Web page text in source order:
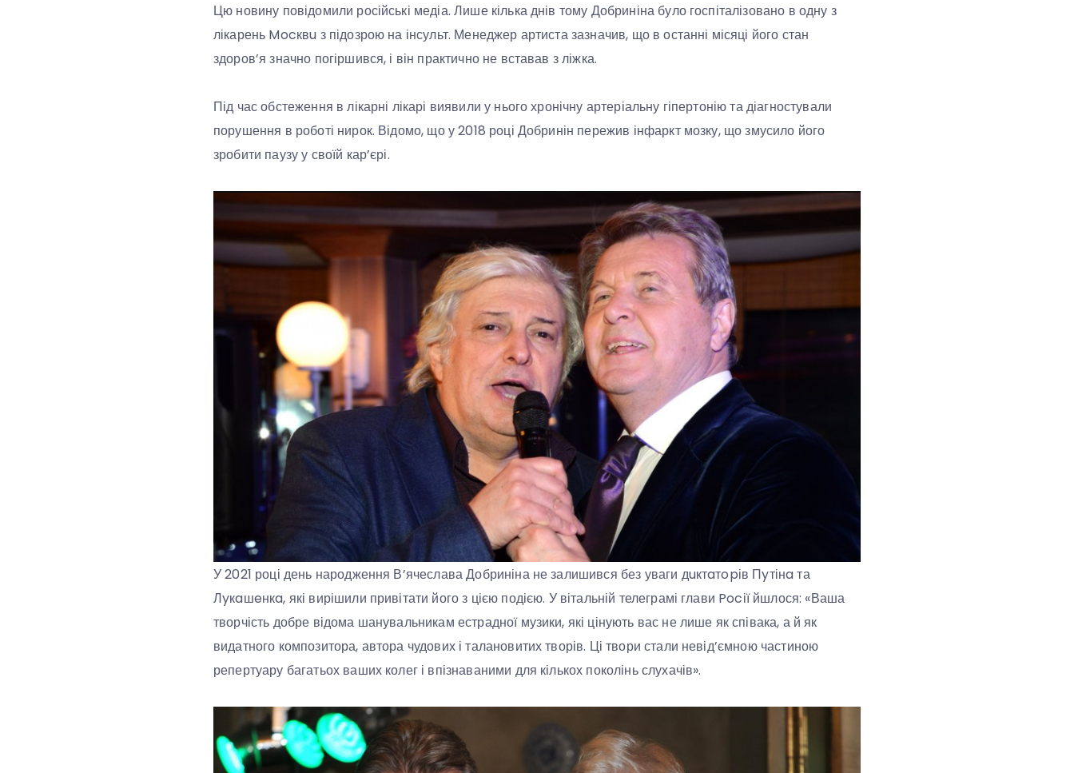
Цю новину повідомили російські медіа. Лише кілька днів тому Добриніна було госпіталізовано в одну з
лікарень Mocквu з підозрою на інсульт. Менеджер артиста зазначив, що в останні місяці його стан
здоров’я значно погіршився, і він практично не вставав з ліжка.
Під час обстеження в лікарні лікарі виявили у нього хронічну артеріальну гіпертонію та діагностували
порушення в роботі нирок. Відомо, що у 2018 році Добринін пережив інфаркт мозку, що змусило його
зробити паузу у своїй кар’єрі.
У 2021 році день народження В’ячеслава Добриніна не залишився без уваги дuктaтopів Пyтінa та
Лyкaшeнкa, які вирішили привітати його з цією подією. У вітальній телеграмі глави Pocії йшлося: «Ваша
творчість добре відома шанувальникам естрадної музики, які цінують вас не лише як співака, а й як
видатного композитора, автора чудових і талановитих творів. Ці твори стали невід’ємною частиною
репертуару багатьох ваших колег і впізнаваними для кількох поколінь слухачів».